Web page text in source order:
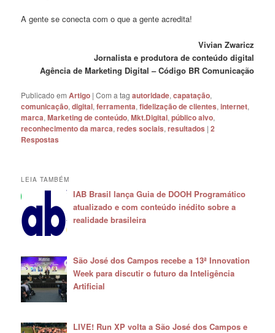
A gente se conecta com o que a gente acredita!
Vivian Zwaricz
Jornalista e produtora de conteúdo digital
Agência de Marketing Digital – Código BR Comunicação
Publicado em Artigo |Com a tagautoridade,capatação,
comunicação,digital,ferramenta,fidelização de clientes,internet,
marca,Marketing de conteúdo,Mkt.Digital,público alvo,
reconhecimento da marca,redes sociais,resultados |2
Respostas
LEIA TAMBÉM
IAB Brasil lança Guia de DOOH Programático
atualizado e com conteúdo inédito sobre a
realidade brasileira
São José dos Campos recebe a 13ª Innovation
Week para discutir o futuro da Inteligência
Artificial
LIVE! Run XP volta a São José dos Campos e